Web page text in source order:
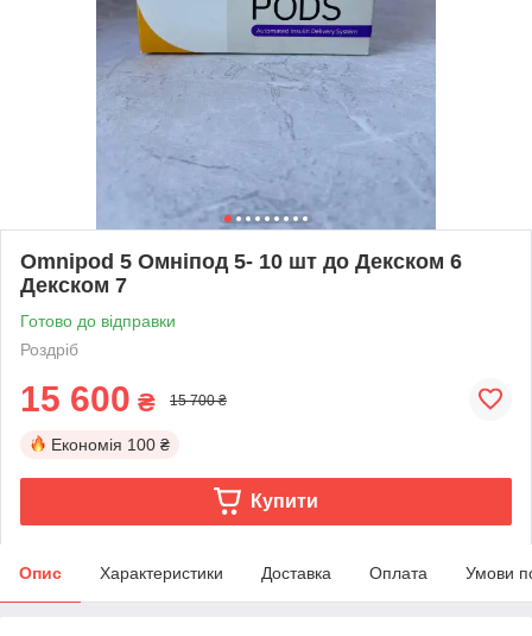
Omnipod 5 Омніпод 5- 10 шт до Декском 6
Декском 7
Готово до відправки
Роздріб
15 600 ₴ 15 700 ₴
Економія 100 ₴
Купити
Опис Характеристики Доставка Оплата Умови